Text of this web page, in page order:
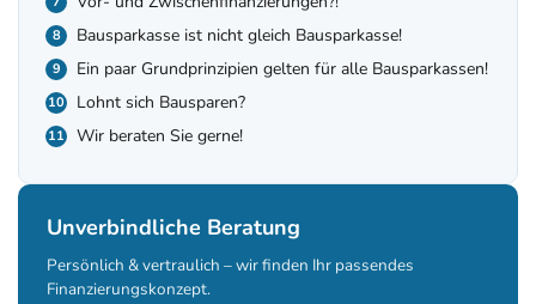
Bausparkasse ist nicht gleich Bausparkasse!
Ein paar Grundprinzipien gelten für alle Bausparkassen!
Lohnt sich Bausparen?
Wir beraten Sie gerne!
Unverbindliche Beratung
Persönlich & vertraulich – wir finden Ihr passendes
Finanzierungskonzept.